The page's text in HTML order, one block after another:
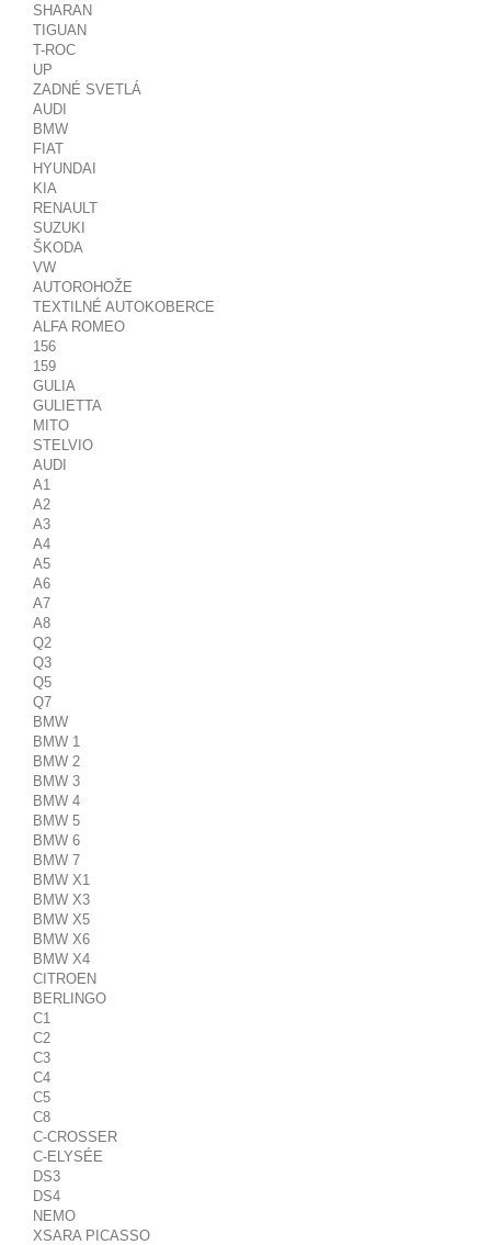
SHARAN
TIGUAN
T-ROC
UP
ZADNÉ SVETLÁ
AUDI
BMW
FIAT
HYUNDAI
KIA
RENAULT
SUZUKI
ŠKODA
VW
AUTOROHOŽE
TEXTILNÉ AUTOKOBERCE
ALFA ROMEO
156
159
GULIA
GULIETTA
MITO
STELVIO
AUDI
A1
A2
A3
A4
A5
A6
A7
A8
Q2
Q3
Q5
Q7
BMW
BMW 1
BMW 2
BMW 3
BMW 4
BMW 5
BMW 6
BMW 7
BMW X1
BMW X3
BMW X5
BMW X6
BMW X4
CITROEN
BERLINGO
C1
C2
C3
C4
C5
C8
C-CROSSER
C-ELYSÉE
DS3
DS4
NEMO
XSARA PICASSO